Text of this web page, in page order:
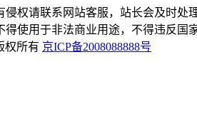
权请联系网站客服，站长会及时处
使用于非法商业用途，不得违反国家
权所有 京ICP备2008088888号